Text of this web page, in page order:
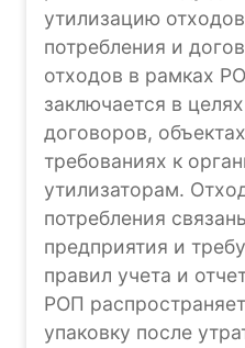
утилизацию
потребления и
отходов в рамках
заключается в
договоров,
требованиях к
утилизаторам.
потребления
предприятия и
правил учета и
РОП
упаковку после